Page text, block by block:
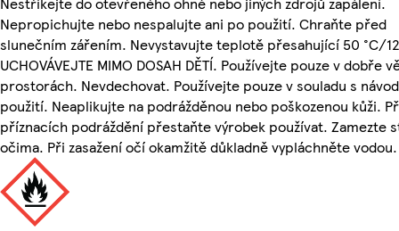
Nepropichujte nebo nespalujte ani po použití. Chraňte před
slunečním zářením. Nevystavujte teplotě přesahující 50 °C/
UCHOVÁVEJTE MIMO DOSAH DĚTÍ. Používejte pouze v dobře
prostorách. Nevdechovat. Používejte pouze v souladu s
použití. Neaplikujte na podrážděnou nebo poškozenou kůži.
příznacích podráždění přestaňte výrobek používat. Zamezte
očima. Při zasažení očí okamžitě důkladně vypláchněte vodou.